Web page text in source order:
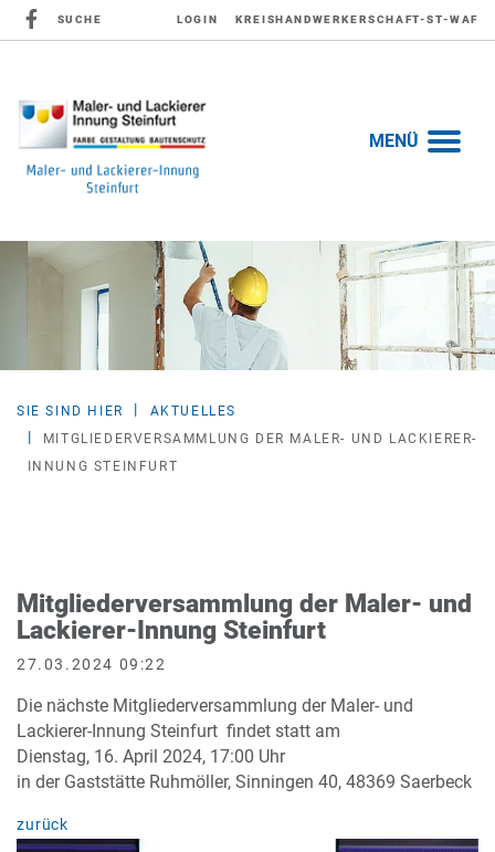
SUCHE LOGIN KREISHANDWERKERSCHAFT-ST-WAF
MENÜ
SIE SIND HIER
AKTUELLES
MITGLIEDERVERSAMMLUNG DER MALER- UND LACKIERER-
INNUNG STEINFURT
Mitgliederversammlung der Maler- und
Lackierer-Innung Steinfurt
27.03.2024 09:22
Die nächste Mitgliederversammlung der Maler- und
Lackierer-Innung Steinfurt findet statt am
Dienstag, 16. April 2024, 17:00 Uhr
in der Gaststätte Ruhmöller, Sinningen 40, 48369 Saerbeck
zurück